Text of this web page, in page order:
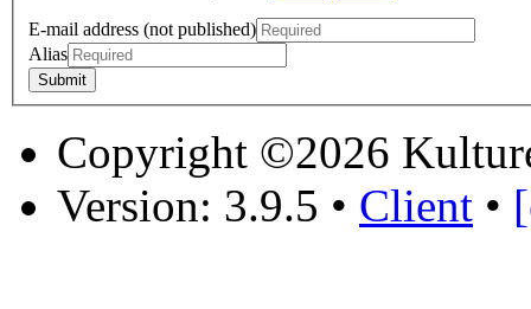
E-mail address (not published)
Alias
Copyright ©2026
Version: 3.9.5 • Client •